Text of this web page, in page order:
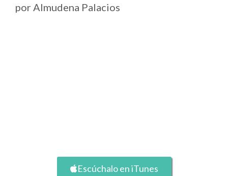
por Almudena Palacios
Escúchalo en iTunes